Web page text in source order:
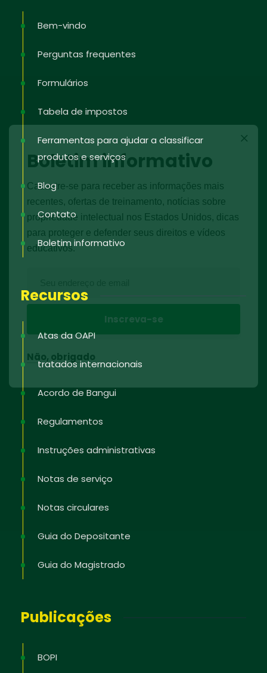
Bem-vindo
Perguntas frequentes
Formulários
Tabela de impostos
Ferramentas para ajudar a classificar
produtos e serviços
Blog
Contato
Boletim informativo
Recursos
Atas da OAPI
tratados internacionais
Acordo de Bangui
Regulamentos
Instruções administrativas
Notas de serviço
Notas circulares
Guia do Depositante
Guia do Magistrado
Publicações
BOPI
Boletim informativo
Cadastre-se para receber as informações mais
recentes, ofertas de treinamento, notícias sobre
propriedade intelectual nos Estados Unidos, dicas
para proteger e defender seus direitos e vídeos
educativos.
Não, obrigado